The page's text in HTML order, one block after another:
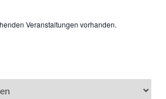
Veranstaltungen vorhanden.